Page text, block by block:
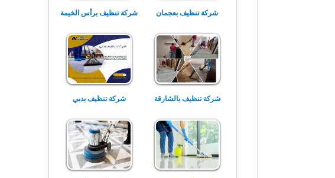
شركة تنظيف بعجمان شركة تنظيف برأس الخيمة
شركة تنظيف بالشارقة شركة تنظيف بدبي